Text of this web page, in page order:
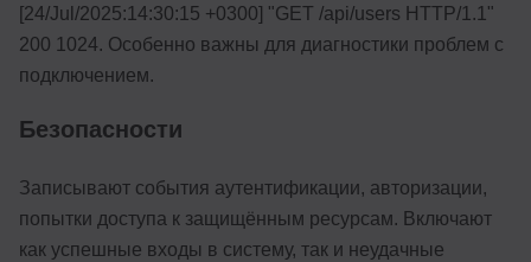
[24/Jul/2025:14:30:15 +0300] "GET /api/users HTTP/1.1"
200 1024. Особенно важны для диагностики проблем с
подключением.
Безопасности
Записывают события аутентификации, авторизации,
попытки доступа к защищённым ресурсам. Включают
как успешные входы в систему, так и неудачные